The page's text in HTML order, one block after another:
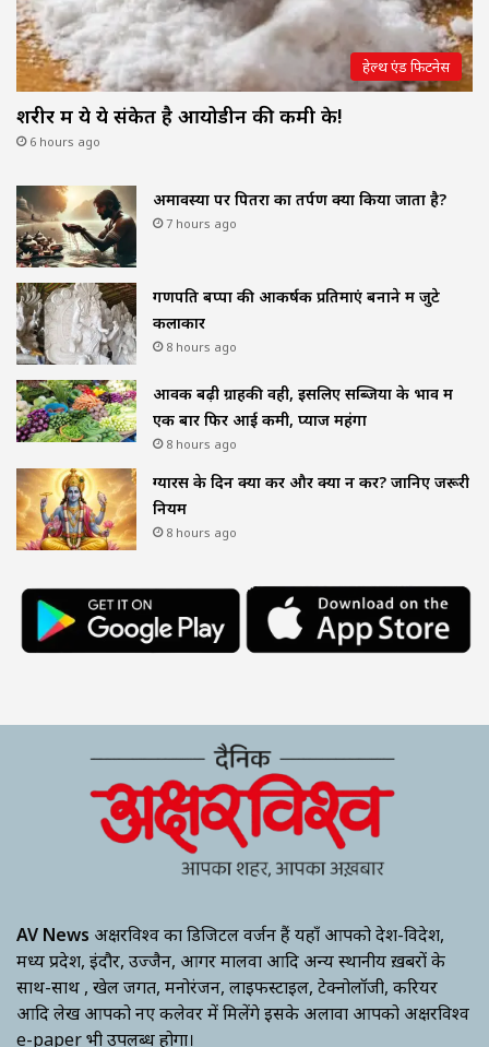
हेल्थ एंड फिटनेस
शरीर में ये ये संकेत है आयोडीन की कमी के!
6 hours ago
अमावस्या पर पितरों का तर्पण क्यों किया जाता है?
7 hours ago
गणपति बप्पा की आकर्षक प्रतिमाएं बनाने में जुटे
कलाकार
8 hours ago
आवक बढ़ी ग्राहकी वही, इसलिए सब्जियों के भाव में
एक बार फिर आई कमी, प्याज महंगा
8 hours ago
ग्यारस के दिन क्या करें और क्या न करें? जानिए जरूरी
नियम
8 hours ago
AV News अक्षरविश्व का डिजिटल वर्जन हैं यहाँ आपको देश-विदेश,
मध्य प्रदेश, इंदौर, उज्जैन, आगर मालवा आदि अन्य स्थानीय ख़बरों के
साथ-साथ , खेल जगत, मनोरंजन, लाइफस्टाइल, टेक्नोलॉजी, करियर
आदि लेख आपको नए कलेवर में मिलेंगे इसके अलावा आपको अक्षरविश्व
e-paper भी उपलब्ध होगा।